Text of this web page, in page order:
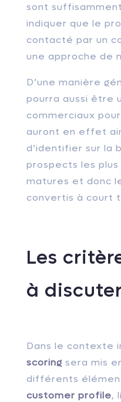
sont
indiquer que le
contacté par un
une approche de
D’une manière
pourra aussi être
commerciaux
auront en effet
d’identifier sur la
prospects les
matures et donc
convertis à court
Les
à
Dans le contexte
scoring sera mis
différents
customer profile,